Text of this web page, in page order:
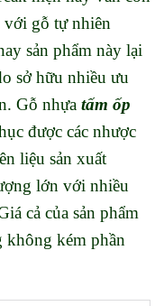
với gỗ tự nhiên
sản phẩm này lại
sở hữu nhiều ưu
Gỗ nhựa tấm ốp
được các nhược
liệu sản xuất
lớn với nhiều
cả của sản phẩm
không kém phần